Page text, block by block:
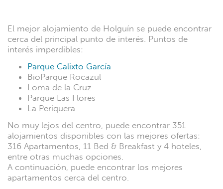
El mejor alojamiento de Holguín se puede encontrar
cerca del principal punto de interés. Puntos de
interés imperdibles:
Parque Calixto García
BioParque Rocazul
Loma de la Cruz
Parque Las Flores
La Periquera
No muy lejos del centro, puede encontrar 351
alojamientos disponibles con las mejores ofertas:
316 Apartamentos, 11 Bed & Breakfast y 4 hoteles,
entre otras muchas opciones.
A continuación, puede encontrar los mejores
apartamentos cerca del centro.